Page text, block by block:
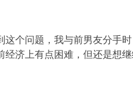
这个问题，我与前男友分手
济上有点困难，但还是想